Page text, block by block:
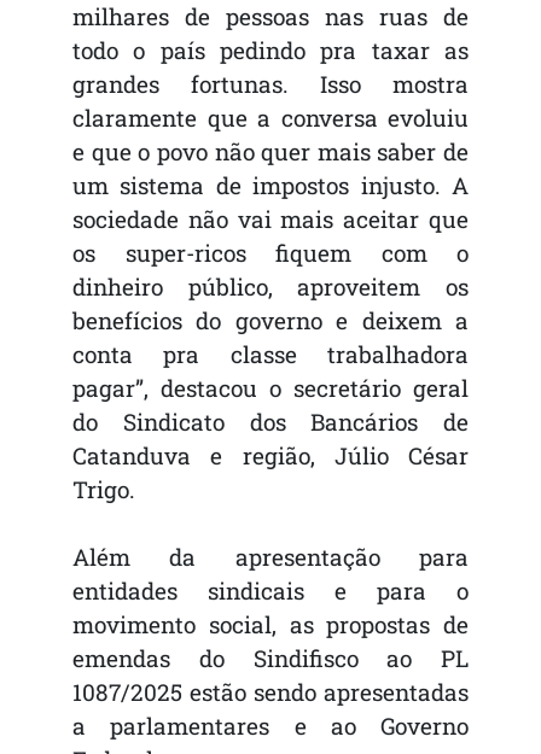
milhares de pessoas nas ruas de
todo o país pedindo pra taxar as
grandes fortunas. Isso mostra
claramente que a conversa evoluiu
e que o povo não quer mais saber de
um sistema de impostos injusto. A
sociedade não vai mais aceitar que
os super-ricos fiquem com o
dinheiro público, aproveitem os
benefícios do governo e deixem a
conta pra classe trabalhadora
pagar”, destacou o secretário geral
do Sindicato dos Bancários de
Catanduva e região, Júlio César
Trigo.
Além da apresentação para
entidades sindicais e para o
movimento social, as propostas de
emendas do Sindifisco ao PL
1087/2025 estão sendo apresentadas
a parlamentares e ao Governo